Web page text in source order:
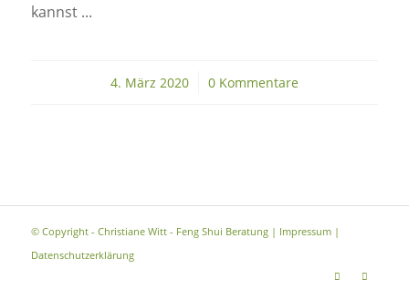
kannst ...
4. März 2020
/ 0 Kommentare
© Copyright - Christiane Witt - Feng Shui Beratung | Impressum|
Datenschutzerklärung